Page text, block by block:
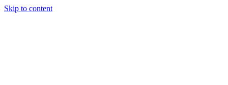
Skip to content